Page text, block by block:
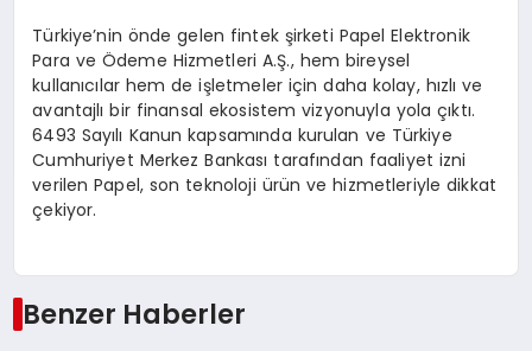
Türkiye’nin önde gelen fintek şirketi Papel Elektronik
Para ve Ödeme Hizmetleri A.Ş., hem bireysel
kullanıcılar hem de işletmeler için daha kolay, hızlı ve
avantajlı bir finansal ekosistem vizyonuyla yola çıktı.
6493 Sayılı Kanun kapsamında kurulan ve Türkiye
Cumhuriyet Merkez Bankası tarafından faaliyet izni
verilen Papel, son teknoloji ürün ve hizmetleriyle dikkat
çekiyor.
Benzer Haberler